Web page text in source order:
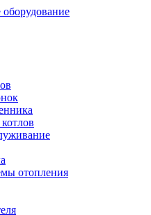
отопления